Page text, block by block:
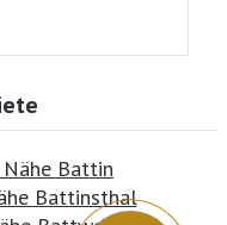
Battin
Battinsthal